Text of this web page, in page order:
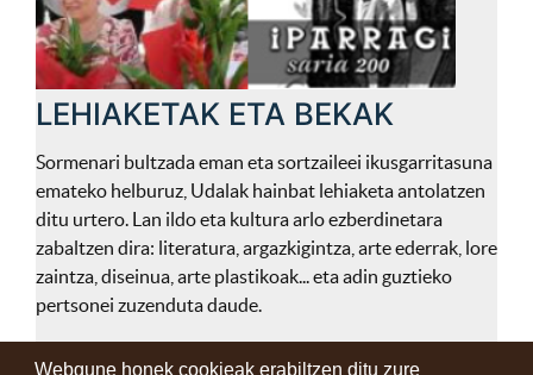
Webgune honek cookieak erabiltzen ditu zure
LEHIAKETAK ETA BEKAK
Sormenari bultzada eman eta sortzaileei ikusgarritasuna
emateko helburuz, Udalak hainbat lehiaketa antolatzen
ditu urtero. Lan ildo eta kultura arlo ezberdinetara
zabaltzen dira: literatura, argazkigintza, arte ederrak, lore
zaintza, diseinua, arte plastikoak... eta adin guztieko
pertsonei zuzenduta daude.